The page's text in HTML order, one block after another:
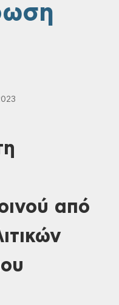
από